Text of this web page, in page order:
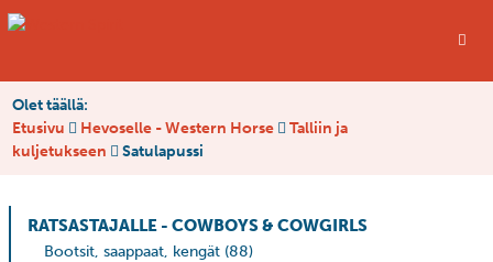
Olet täällä:
Etusivu
Hevoselle - Western Horse
Talliin ja
kuljetukseen
Satulapussi
RATSASTAJALLE - COWBOYS & COWGIRLS
Bootsit, saappaat, kengät (88)